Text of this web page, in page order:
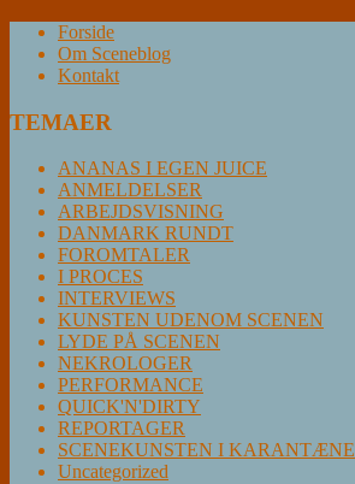
Forside
Om Sceneblog
Kontakt
TEMAER
ANANAS I EGEN JUICE
ANMELDELSER
ARBEJDSVISNING
DANMARK RUNDT
FOROMTALER
I PROCES
INTERVIEWS
KUNSTEN UDENOM SCENEN
LYDE PÅ SCENEN
NEKROLOGER
PERFORMANCE
QUICK'N'DIRTY
REPORTAGER
SCENEKUNSTEN I KARANTÆNE
Uncategorized